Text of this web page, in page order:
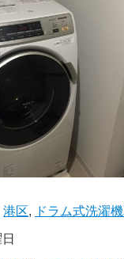
港区, ドラム式洗濯